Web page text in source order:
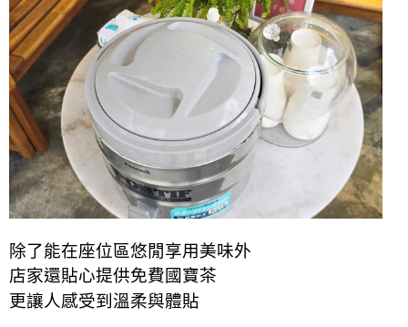
除了能在座位區悠閒享用美味外
店家還貼心提供免費國寶茶
更讓人感受到溫柔與體貼